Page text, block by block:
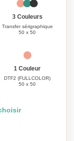
3 Couleurs
Transfer sérigraphique
50 x 50
1 Couleur
DTF2 (FULLCOLOR)
50 x 50